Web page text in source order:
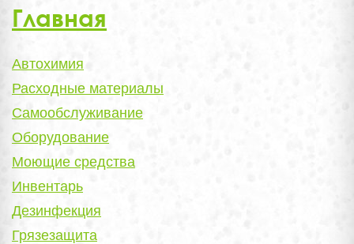
Главная
Автохимия
Расходные материалы
Самообслуживание
Оборудование
Моющие средства
Инвентарь
Дезинфекция
Грязезащита